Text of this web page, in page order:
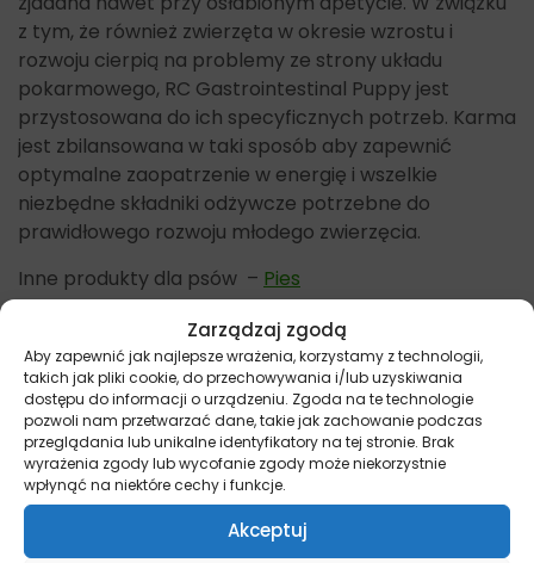
Zarządzaj zgodą
Aby zapewnić jak najlepsze wrażenia, korzystamy z technologii,
takich jak pliki cookie, do przechowywania i/lub uzyskiwania
dostępu do informacji o urządzeniu. Zgoda na te technologie
pozwoli nam przetwarzać dane, takie jak zachowanie podczas
przeglądania lub unikalne identyfikatory na tej stronie. Brak
wyrażenia zgody lub wycofanie zgody może niekorzystnie
wpłynąć na niektóre cechy i funkcje.
Akceptuj
z tym, że również zwierzęta w okresie wzrostu i
rozwoju cierpią na problemy ze strony układu
pokarmowego, RC Gastrointestinal Puppy jest
przystosowana do ich specyficznych potrzeb. Karma
jest zbilansowana w taki sposób aby zapewnić
optymalne zaopatrzenie w energię i wszelkie
niezbędne składniki odżywcze potrzebne do
prawidłowego rozwoju młodego zwierzęcia.
Inne produkty dla psów – Pies
Główne cechy Royal Canin
Gastrontestinal
zwiększony poziom energii
wysokostrawne składniki
większy poziom elektrolitów
opracowana kombinacja włókna pokarmowego